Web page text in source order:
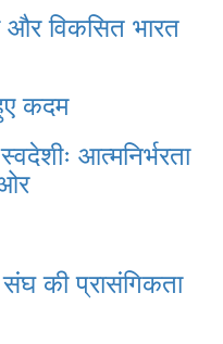
और विकसित भारत
कदम
आत्मनिर्भरता
संघ की प्रासंगिकता